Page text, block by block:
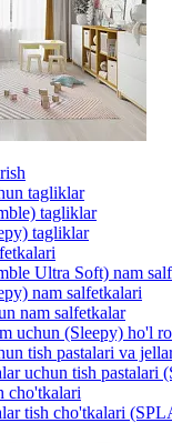
tagliklar
tagliklar
tagliklar
Ultra Soft) nam
nam salfetkalari
nam salfetkalar
uchun (Sleepy) ho'l
tish pastalari va
uchun tish pastalari
cho'tkalari
tish cho'tkalari